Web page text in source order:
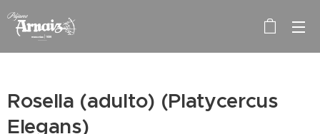
Rosella (adulto) (Platycercus
Elegans)